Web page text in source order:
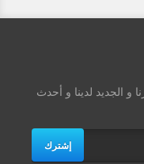
و الجديد لدينا و أحدث
إشترك